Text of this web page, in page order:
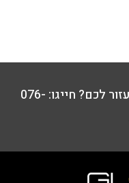
רוצים לדבר ישירות עם נציג שיעזור לכם? חייגו: 076-